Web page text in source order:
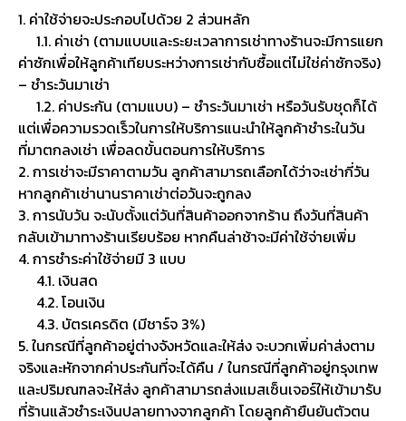
1. ค่าใช้จ่ายจะประกอบไปด้วย 2 ส่วนหลัก
1.1. ค่าเช่า (ตามแบบและระยะเวลาการเช่าทางร้านจะมีการแยก
ค่าซักเพื่อให้ลูกค้าเทียบระหว่างการเช่ากับซื้อแต่ไม่ใช่ค่าซักจริง)
– ชำระวันมาเช่า
1.2. ค่าประกัน (ตามแบบ) – ชำระวันมาเช่า หรือวันรับชุดก็ได้
แต่เพื่อความรวดเร็วในการให้บริการแนะนำให้ลูกค้าชำระในวัน
ที่มาตกลงเช่า เพื่อลดขั้นตอนการให้บริการ
2. การเช่าจะมีราคาตามวัน ลูกค้าสามารถเลือกได้ว่าจะเช่ากี่วัน
หากลูกค้าเช่านานราคาเช่าต่อวันจะถูกลง
3. การนับวัน จะนับตั้งแต่วันที่สินค้าออกจากร้าน ถึงวันที่สินค้า
กลับเข้ามาทางร้านเรียบร้อย หากคืนล่าช้าจะมีค่าใช้จ่ายเพิ่ม
4. การชำระค่าใช้จ่ายมี 3 แบบ
4.1. เงินสด
4.2. โอนเงิน
4.3. บัตรเครดิต (มีชาร์จ 3%)
5. ในกรณีที่ลูกค้าอยู่ต่างจังหวัดและให้ส่ง จะบวกเพิ่มค่าส่งตาม
จริงและหักจากค่าประกันที่จะได้คืน / ในกรณีที่ลูกค้าอยู่กรุงเทพ
และปริมณฑลจะให้ส่ง ลูกค้าสามารถส่งแมสเซ็นเจอร์ให้เข้ามารับ
ที่ร้านแล้วชำระเงินปลายทางจากลูกค้า โดยลูกค้ายืนยันตัวตน